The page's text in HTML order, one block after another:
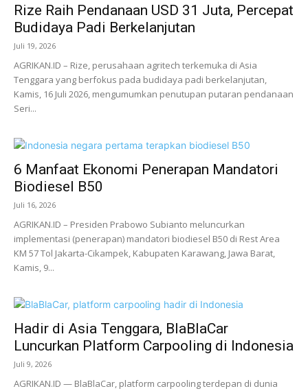
Rize Raih Pendanaan USD 31 Juta, Percepat
Budidaya Padi Berkelanjutan
Juli 19, 2026
AGRIKAN.ID – Rize, perusahaan agritech terkemuka di Asia
Tenggara yang berfokus pada budidaya padi berkelanjutan,
Kamis, 16 Juli 2026, mengumumkan penutupan putaran pendanaan
Seri...
6 Manfaat Ekonomi Penerapan Mandatori
Biodiesel B50
Juli 16, 2026
AGRIKAN.ID – Presiden Prabowo Subianto meluncurkan
implementasi (penerapan) mandatori biodiesel B50 di Rest Area
KM 57 Tol Jakarta-Cikampek, Kabupaten Karawang, Jawa Barat,
Kamis, 9...
Hadir di Asia Tenggara, BlaBlaCar
Luncurkan Platform Carpooling di Indonesia
Juli 9, 2026
AGRIKAN.ID — BlaBlaCar, platform carpooling terdepan di dunia